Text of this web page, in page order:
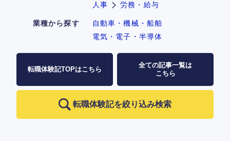
人事
労務・給与
業種から探す
自動車・機械・船舶
電気・電子・半導体
転職体験記TOPはこちら
転職体験記を絞り込み検索
全ての記事一覧は
こちら